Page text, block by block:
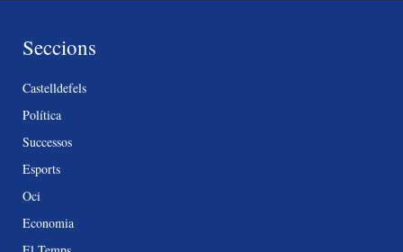
Seccions
Castelldefels
Política
Successos
Esports
Oci
Economia